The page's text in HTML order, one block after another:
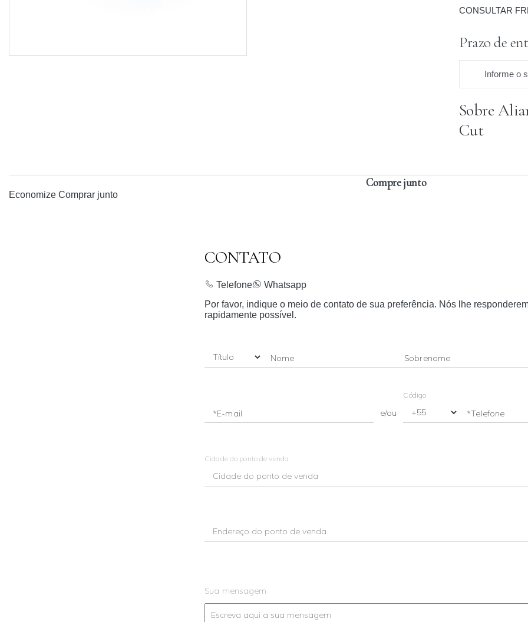
CONSULTAR
Prazo de
Informe o
Sobre
Cut
Compre junto
Economize Comprar junto
CONTATO
Telefone
Whatsapp
Por favor, indique o meio de contato de sua preferência. Nós lhe
rapidamente possível.
Nome Sobrenome
*E-mail e/ou
Código
*Telefone
Cidade do ponto de venda
Sua mensagem